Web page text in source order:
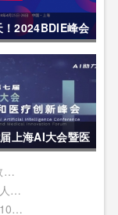
！2024BDIE峰会
现
上海AI大会暨医
新峰会|报名进行
360企业安全云携手好夫满打造制造业数字化转型新范本
数智互联，瞰见未来！2023第六届上海人工智能大会定档四月上海
EISS-2022企业信息安全峰会之深圳站(10月28日/周五)